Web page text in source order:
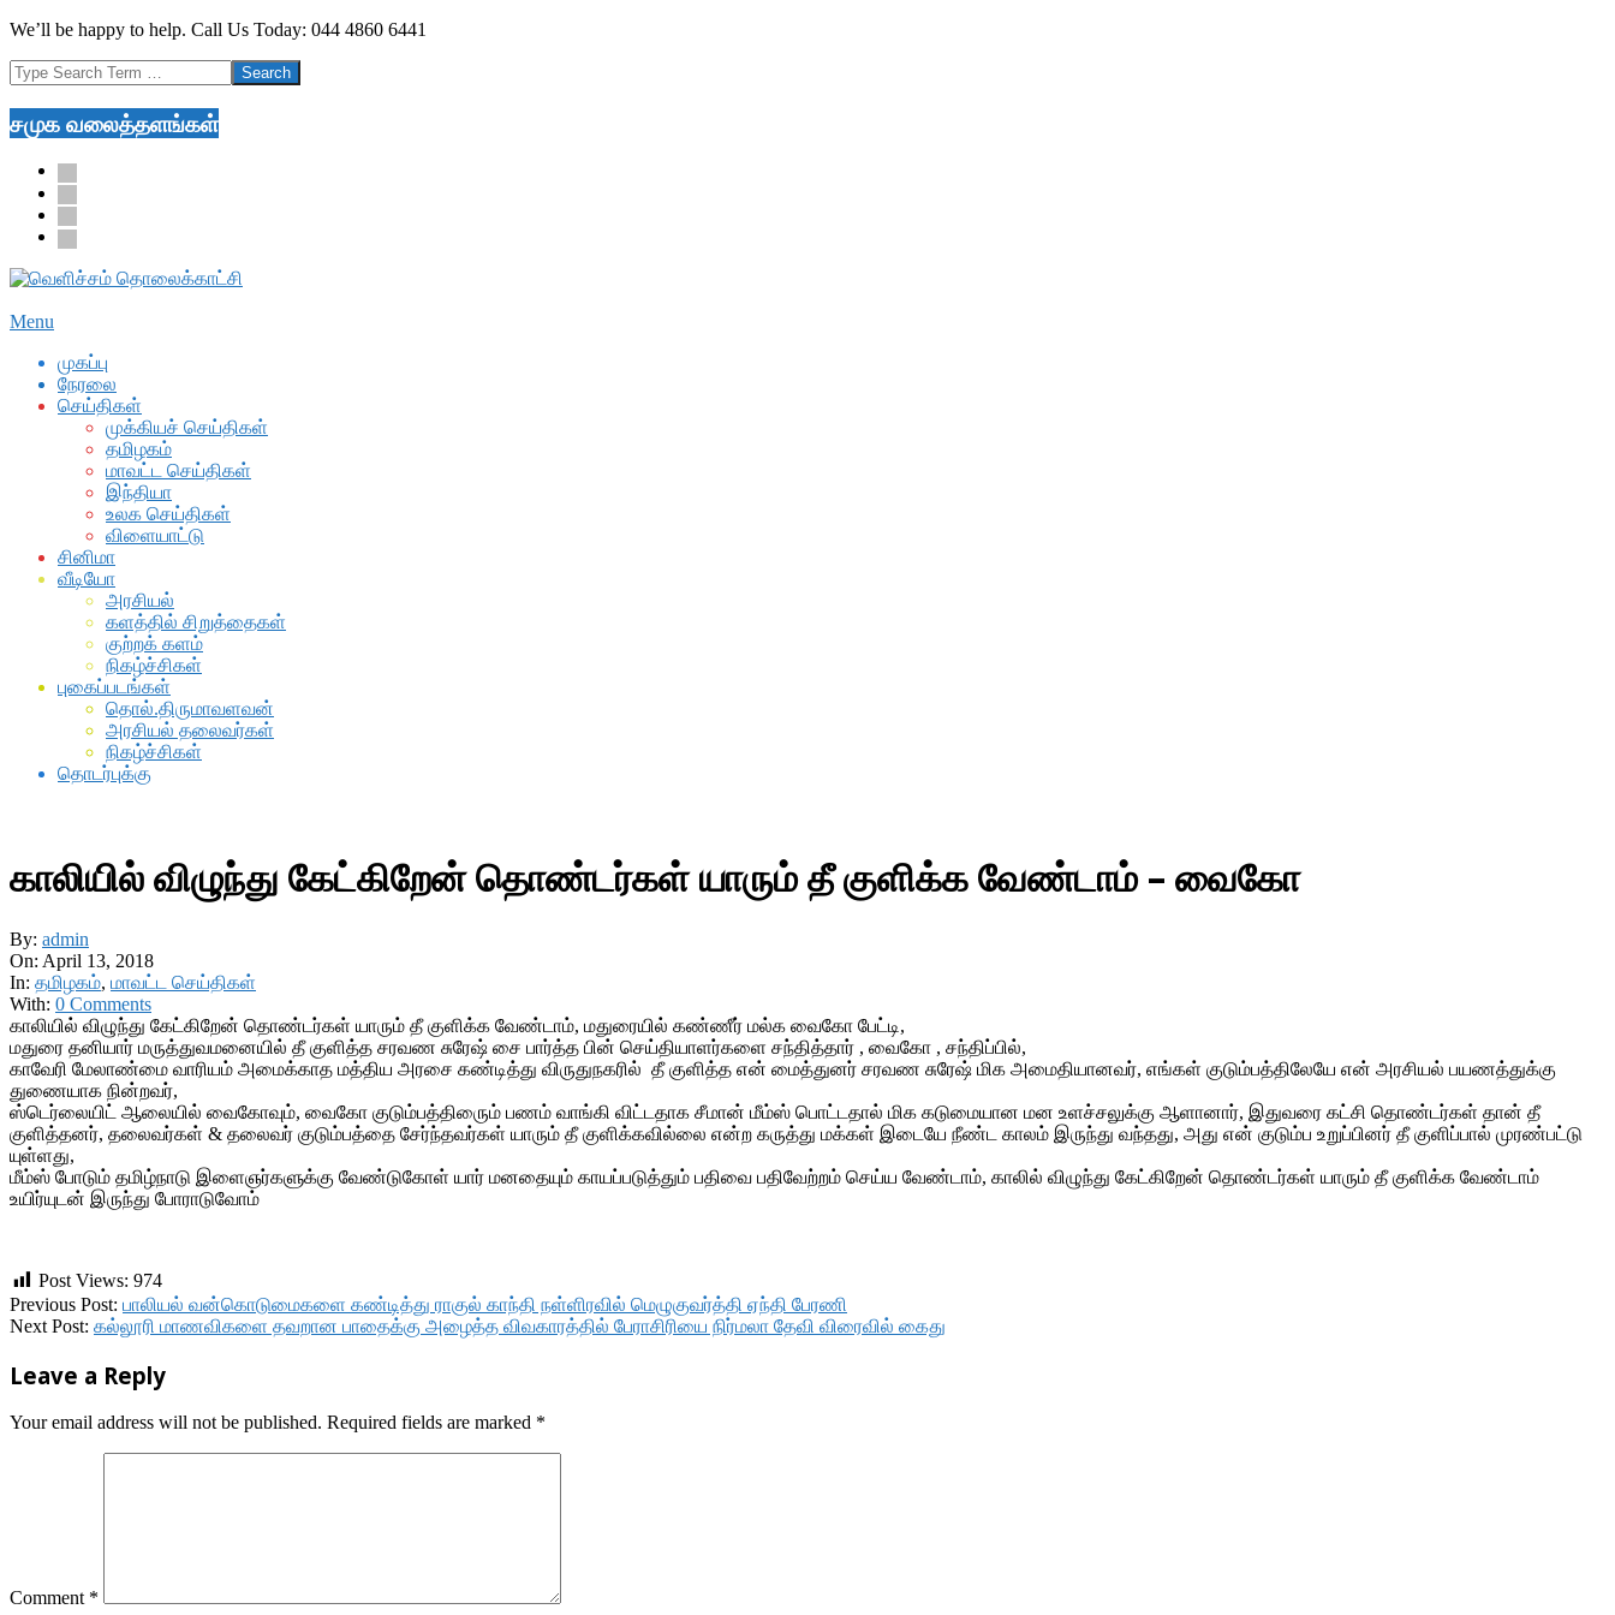
Skip
content
We’ll be happy to help. Call Us Today: 044 4860 6441
Search
சமுக வலைத்தளங்கள்
facebook
twitter
youtube
google
Secondary
Menu
Menu
முகப்பு
நேரலை
செய்திகள்
முக்கியச் செய்திகள்
தமிழகம்
மாவட்ட செய்திகள்
இந்தியா
உலக செய்திகள்
விளையாட்டு
சினிமா
வீடியோ
அரசியல்
களத்தில் சிறுத்தைகள்
குற்றக் களம்
நிகழ்ச்சிகள்
புகைப்படங்கள்
தொல்.திருமாவளவன்
அரசியல் தலைவர்கள்
நிகழ்ச்சிகள்
தொடர்புக்கு
காலியில் விழுந்து கேட்கிறேன் தொண்டர்கள் யாரும் தீ குளிக்க வேண்டாம் – வைகோ
By: admin
On: April 13, 2018
In: தமிழகம், மாவட்ட செய்திகள்
With: 0 Comments
காலியில் விழுந்து கேட்கிறேன் தொண்டர்கள் யாரும் தீ குளிக்க வேண்டாம், மதுரையில் கண்ணீர் மல்க வைகோ பேட்டி,
மதுரை தனியார் மருத்துவமனையில் தீ குளித்த சரவண சுரேஷ் சை பார்த்த பின் செய்தியாளர்களை சந்தித்தார் , வைகோ , சந்திப்பில்,
காவேரி மேலாண்மை வாரியம் அமைக்காத மத்திய அரசை கண்டித்து விருதுநகரில் தீ குளித்த என் மைத்துனர் சரவண சுரேஷ் மிக அமைதியானவர், எங்கள் குடும்பத்திலேயே என் அரசியல் பயணத்துக்கு
துணையாக நின்றவர்,
ஸ்டெர்லையிட் ஆலையில் வைகோவும், வைகோ குடும்பத்திரைும் பணம் வாங்கி விட்டதாக சீமான் மீம்ஸ் பொட்டதால் மிக கடுமையான மன உளச்சலுக்கு ஆளானார், இதுவரை கட்சி தொண்டர்கள் தான் தீ
குளித்தனர், தலைவர்கள் & தலைவர் குடும்பத்தை சேர்ந்தவர்கள் யாரும் தீ குளிக்கவில்லை என்ற கருத்து மக்கள் இடையே நீண்ட காலம் இருந்து வந்தது, அது என் குடும்ப உறுப்பினர் தீ குளிப்பால் முரண்பட்டு
யுள்ளது,
மீம்ஸ் போடும் தமிழ்நாடு இளைஞர்களுக்கு வேண்டுகோள் யார் மனதையும் காயப்படுத்தும் பதிவை பதிவேற்றம் செய்ய வேண்டாம், காலில் விழுந்து கேட்கிறேன் தொண்டர்கள் யாரும் தீ குளிக்க வேண்டாம்
உயிர்யுடன் இருந்து போராடுவோம்
Post Views: 974
2018-
04-
Previous Post: பாலியல் வன்கொடுமைகளை கண்டித்து ராகுல் காந்தி நள்ளிரவில் மெழுகுவர்த்தி ஏந்தி பேரணி
Next Post: கல்லூரி மாணவிகளை தவறான பாதைக்கு அழைத்த விவகாரத்தில் பேராசிரியை நிர்மலா தேவி விரைவில் கைது
Leave a Reply
Your email address will not be published. Required fields are marked *
Comment *